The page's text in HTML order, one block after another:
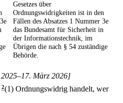
Gesetzes über
Ordnungswidrigkeiten ist in den
Fällen des Absatzes 1 Nummer 3e
das Bundesamt für Sicherheit in
der Informationstechnik, im
Übrigen die nach § 54 zuständige
Behörde.
März 2026]
2(1) Ordnungswidrig handelt, wer